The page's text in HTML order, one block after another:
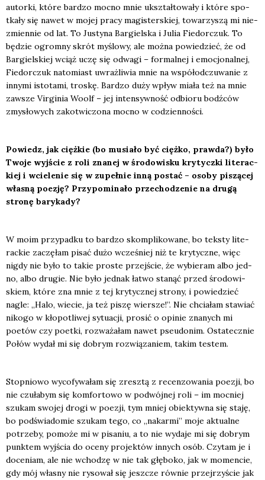
autor­ki, któ­re bar­dzo moc­no mnie ukształ­to­wa­ły i któ­re spo­
tka­ły się nawet w mojej pra­cy magi­ster­skiej, towa­rzy­szą mi nie­
zmien­nie od lat. To Justy­na Bar­giel­ska i Julia Fie­dor­czuk. To
będzie ogrom­ny skrót myślo­wy, ale moż­na powie­dzieć, że od
Bar­giel­skiej wciąż uczę się odwa­gi – for­mal­nej i emo­cjo­nal­nej,
Fie­dor­czuk nato­miast uwraż­li­wia mnie na współ­od­czu­wa­nie z
inny­mi isto­ta­mi, tro­skę. Bar­dzo duży wpływ mia­ła też na mnie
zawsze Vir­gi­nia Woolf – jej inten­syw­ność odbio­ru bodź­ców
zmy­sło­wych zako­twi­czo­na moc­no w codzien­no­ści.
Powiedz, jak cięż­kie (bo musia­ło być cięż­ko, praw­da?) było
Two­je wyj­ście z roli zna­nej w śro­do­wi­sku kry­tycz­ki lite­rac­
kiej i wcie­le­nie się w zupeł­nie inną postać – oso­by piszą­cej
wła­sną poezję? Przy­po­mi­na­ło prze­cho­dze­nie na dru­gą
stro­nę bary­ka­dy?
W moim przy­pad­ku to bar­dzo skom­pli­ko­wa­ne, bo tek­sty lite­
rac­kie zaczę­łam pisać dużo wcze­śniej niż te kry­tycz­ne, więc
nigdy nie było to takie pro­ste przej­ście, że wybie­ram albo jed­
no, albo dru­gie. Nie było jed­nak łatwo sta­nąć przed śro­do­wi­
skiem, któ­re zna mnie z tej kry­tycz­nej stro­ny, i powie­dzieć
nagle: „Halo, wie­cie, ja też piszę wier­sze!”. Nie chcia­łam sta­wiać
niko­go w kło­po­tli­wej sytu­acji, pro­sić o opi­nie zna­nych mi
poetów czy poet­ki, roz­wa­ża­łam nawet pseu­do­nim. Osta­tecz­nie
Połów wydał mi się dobrym roz­wią­za­niem, takim testem.
Stop­nio­wo wyco­fy­wa­łam się zresz­tą z recen­zo­wa­nia poezji, bo
nie czu­ła­bym się kom­for­to­wo w podwój­nej roli – im moc­niej
szu­kam swo­jej dro­gi w poezji, tym mniej obiek­tyw­na się sta­ję,
bo pod­świa­do­mie szu­kam tego, co „nakar­mi” moje aktu­al­ne
potrze­by, pomo­że mi w pisa­niu, a to nie wyda­je mi się dobrym
punk­tem wyj­ścia do oce­ny pro­jek­tów innych osób. Czy­tam je i
doce­niam, ale nie wcho­dzę w nie tak głę­bo­ko, jak w momen­cie,
gdy mój wła­sny nie ryso­wał się jesz­cze rów­nie przej­rzy­ście jak